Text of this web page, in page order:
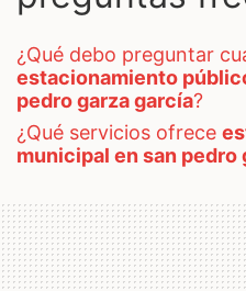
¿qué debo preguntar
estacionamiento
pedro garza garcía?
¿qué servicios ofrece
municipal en san pedro